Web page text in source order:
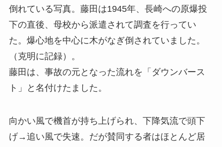
倒れている写真。藤田は1945年、長崎への原爆投
下の直後、母校から派遣されて調査を行ってい
た。爆心地を中心に木がなぎ倒されていました。
（克明に記録）。
藤田は、事故の元となった流れを「ダウンバース
ト」と名付けたました。
向かい風で機首が持ち上げられ、下降気流で頭下
げ→追い風で失速。だが賛同する者はほとんど居